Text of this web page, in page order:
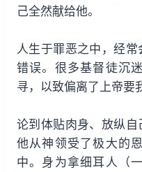
己全然献给他。
人生于罪恶之中，经
错误。很多基督徒沉
寻，以致偏离了上帝要
论到体贴肉身、放纵自
他从神领受了极大的
中。身为拿细耳人（